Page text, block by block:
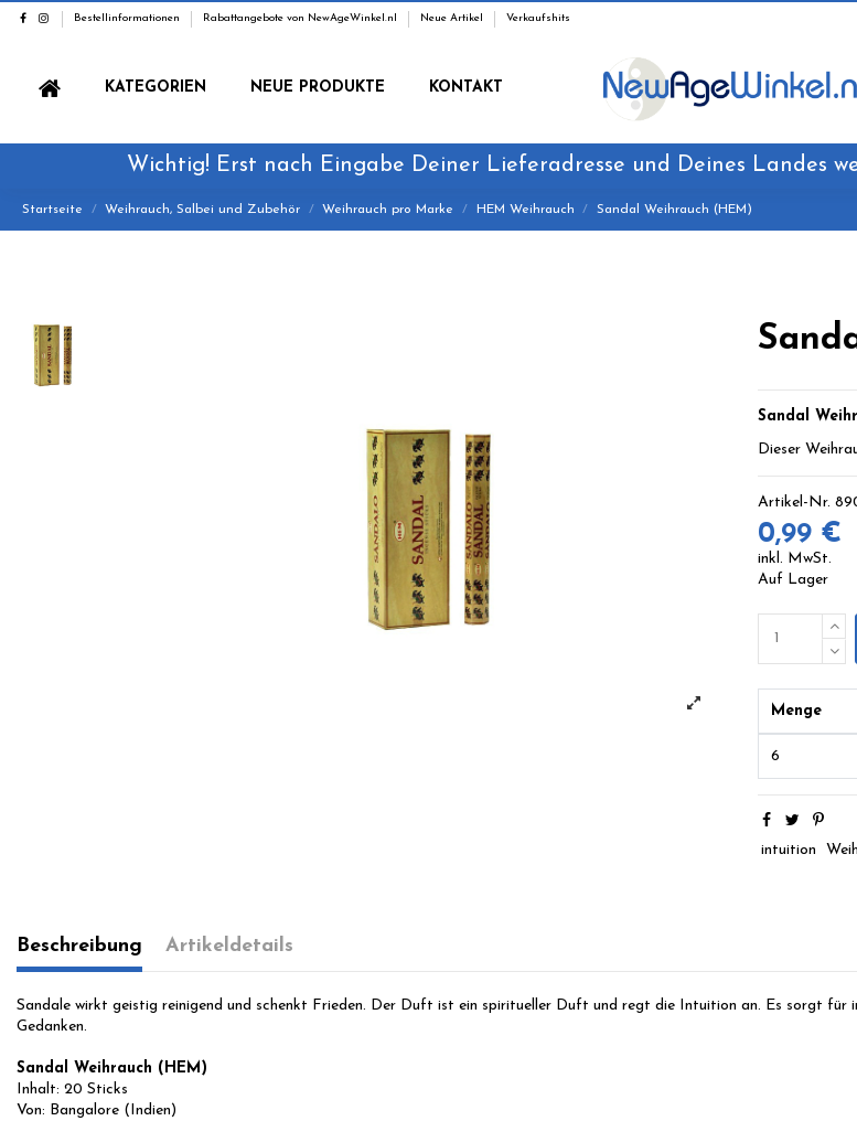
Bestellinformationen Rabattangebote von NewAgeWinkel.nl Neue Artikel Verkaufshits
KATEGORIEN NEUE PRODUKTE KONTAKT
Wichtig! Erst nach Eingabe Deiner Lieferadresse und Deines Landes
Startseite Weihrauch, Salbei und Zubehör Weihrauch pro Marke HEM Weihrauch Sandal Weihrauch (HEM)
Sandal
Dieser
Artikel-Nr.
0,99 €
inkl. MwSt.
Auf Lager
Menge
6
intuition
Beschreibung Artikeldetails
Sandale wirkt geistig reinigend und schenkt Frieden. Der Duft ist ein spiritueller Duft und regt die Intuition an. Es sorgt
Gedanken.
Sandal Weihrauch (HEM)
Inhalt: 20 Sticks
Von: Bangalore (Indien)